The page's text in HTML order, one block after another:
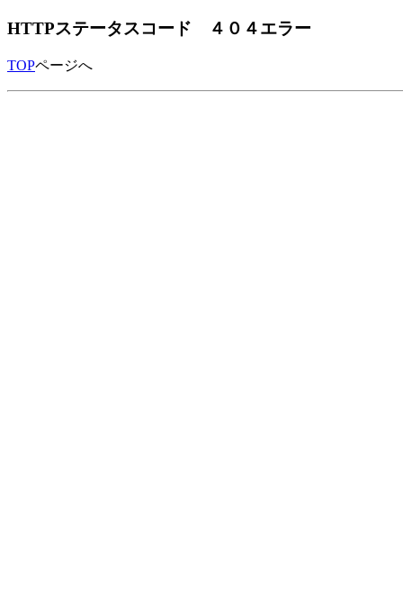
HTTPステータスコード ４０４エラー
TOPページへ